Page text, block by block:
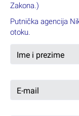
Zakona.)
Putnička agencija
otoku.